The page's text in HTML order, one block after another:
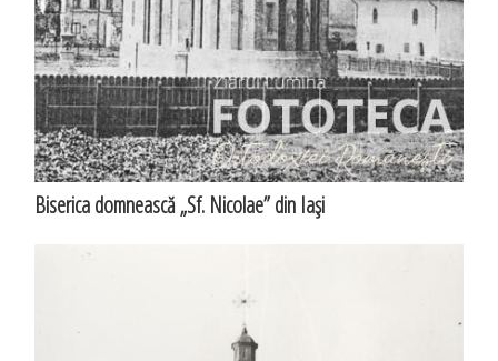
Biserica domnească „Sf. Nicolae” din Iaşi